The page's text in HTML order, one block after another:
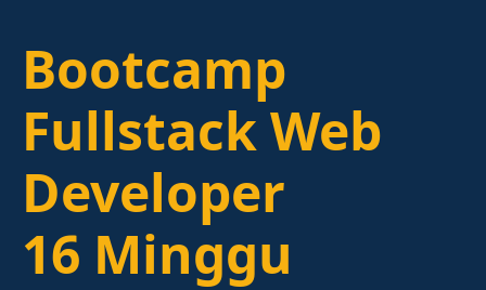
Bootcamp
Fullstack Web
Developer
16 Minggu